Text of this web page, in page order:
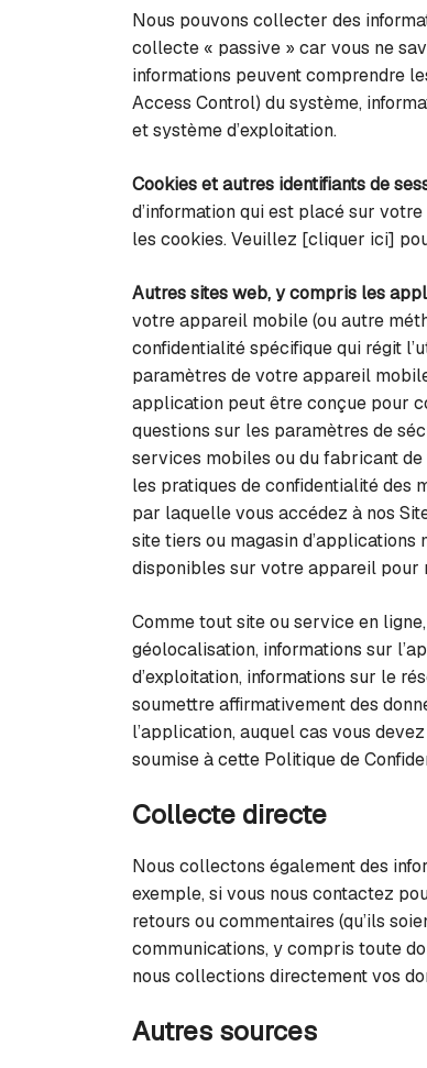
Nous pouvons collecter des
collecte « passive » car vous ne
informations peuvent comprendre
Access Control) du système,
et système d’exploitation.
Cookies et autres identifiants de
d’information qui est placé sur
les cookies. Veuillez [cliquer ici]
Autres sites web, y compris les
votre appareil mobile (ou autre
confidentialité spécifique qui régit
paramètres de votre appareil
application peut être conçue pour
questions sur les paramètres de
services mobiles ou du fabricant
les pratiques de confidentialité des
par laquelle vous accédez à nos
site tiers ou magasin
disponibles sur votre appareil pour
Comme tout site ou service en
géolocalisation, informations sur
d’exploitation, informations sur le
soumettre affirmativement des
l’application, auquel cas vous
soumise à cette Politique de
Collecte directe
Nous collectons également des
exemple, si vous nous contactez
retours ou commentaires (qu’ils
communications, y compris toute
nous collections directement vos
Autres sources